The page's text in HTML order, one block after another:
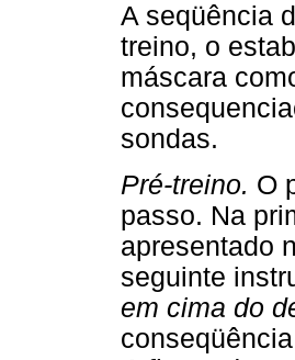
A seqüência
treino, o
máscara
sondas.
Pré-treino. O
passo. Na
apresentado
seguinte
em cima do